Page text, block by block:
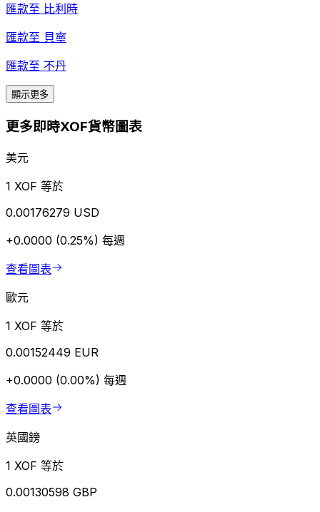
匯款至 比利時
匯款至 貝寧
匯款至 不丹
顯示更多
更多即時XOF貨幣圖表
美元
1 XOF 等於
0.00176279 USD
+0.0000 (0.25%) 每週
查看圖表
歐元
1 XOF 等於
0.00152449 EUR
+0.0000 (0.00%) 每週
查看圖表
英國鎊
1 XOF 等於
0.00130598 GBP